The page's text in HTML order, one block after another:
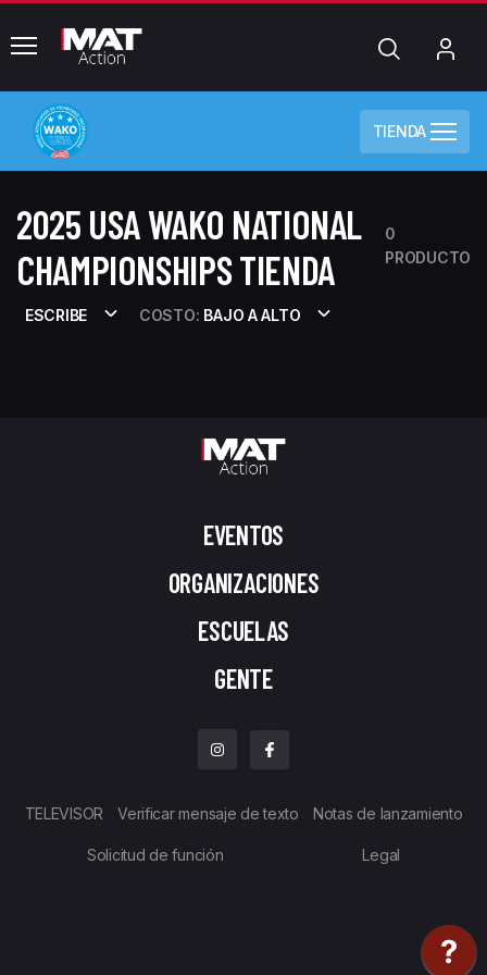
common.menu Búsqueda
TIENDA
2025 USA WAKO NATIONAL
CHAMPIONSHIPS TIENDA
0
PRODUCTO
ESCRIBE COSTO: BAJO A ALTO
EVENTOS
ORGANIZACIONES
ESCUELAS
GENTE
TELEVISOR Verificar mensaje de texto Notas de lanzamiento
Solicitud de función Legal